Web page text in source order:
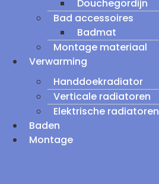
Douchegordijn
Bad accessoires
Badmat
Montage materiaal
Verwarming
Handdoekradiator
Verticale radiatoren
Elektrische radiatoren
Baden
Montage